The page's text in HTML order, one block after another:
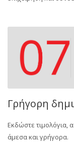
Γρήγορη
Εκδώστε τιμολόγια,
άμεσα και γρήγορα.